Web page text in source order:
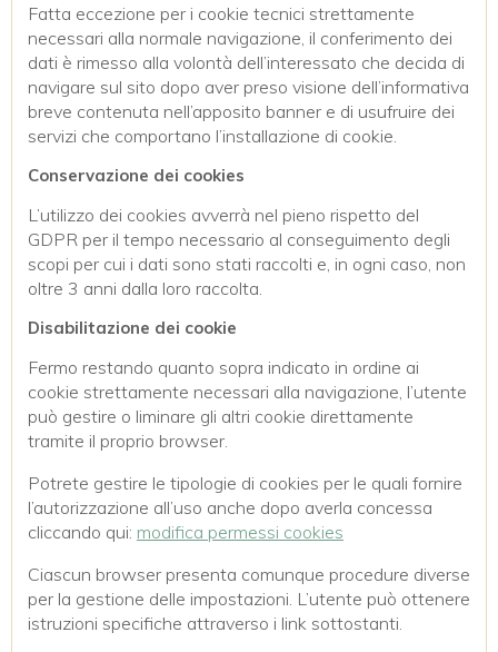
Fatta eccezione per i cookie tecnici strettamente
necessari alla normale navigazione, il conferimento dei
dati è rimesso alla volontà dell’interessato che decida di
navigare sul sito dopo aver preso visione dell’informativa
breve contenuta nell’apposito banner e di usufruire dei
servizi che comportano l’installazione di cookie.
Conservazione dei cookies
L’utilizzo dei cookies avverrà nel pieno rispetto del
GDPR per il tempo necessario al conseguimento degli
scopi per cui i dati sono stati raccolti e, in ogni caso, non
oltre 3 anni dalla loro raccolta.
Disabilitazione dei cookie
Fermo restando quanto sopra indicato in ordine ai
cookie strettamente necessari alla navigazione, l’utente
può gestire o liminare gli altri cookie direttamente
tramite il proprio browser.
Potrete gestire le tipologie di cookies per le quali fornire
l’autorizzazione all’uso anche dopo averla concessa
cliccando qui: modifica permessi cookies
Ciascun browser presenta comunque procedure diverse
per la gestione delle impostazioni. L’utente può ottenere
istruzioni specifiche attraverso i link sottostanti.